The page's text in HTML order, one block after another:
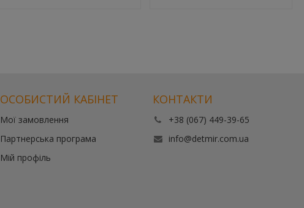
ОСОБИСТИЙ КАБІНЕТ
Мої замовлення
Партнерська програма
Мій профіль
КОНТАКТИ
+38 (067) 449-39-65
info@detmir.com.ua